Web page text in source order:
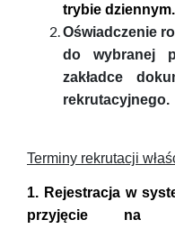
trybie dziennym.
Oświadczenie
do wybranej
zakładce
rekrutacyjnego.
Terminy rekrutacji
1. Rejestracja w
przyjęcie na